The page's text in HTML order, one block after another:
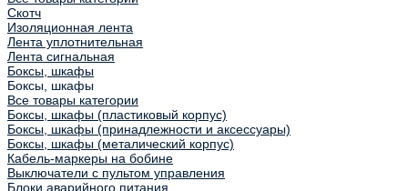
Скотч
Изоляционная лента
Лента уплотнительная
Лента сигнальная
Боксы, шкафы
Боксы, шкафы
Все товары категории
Боксы, шкафы (пластиковый корпус)
Боксы, шкафы (принадлежности и аксессуары)
Боксы, шкафы (металический корпус)
Кабель-маркеры на бобине
Выключатели с пультом управления
Блоки аварийного питания